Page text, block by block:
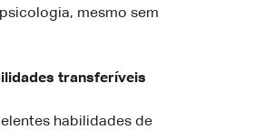
mesmo sem
transferíveis
habilidades de